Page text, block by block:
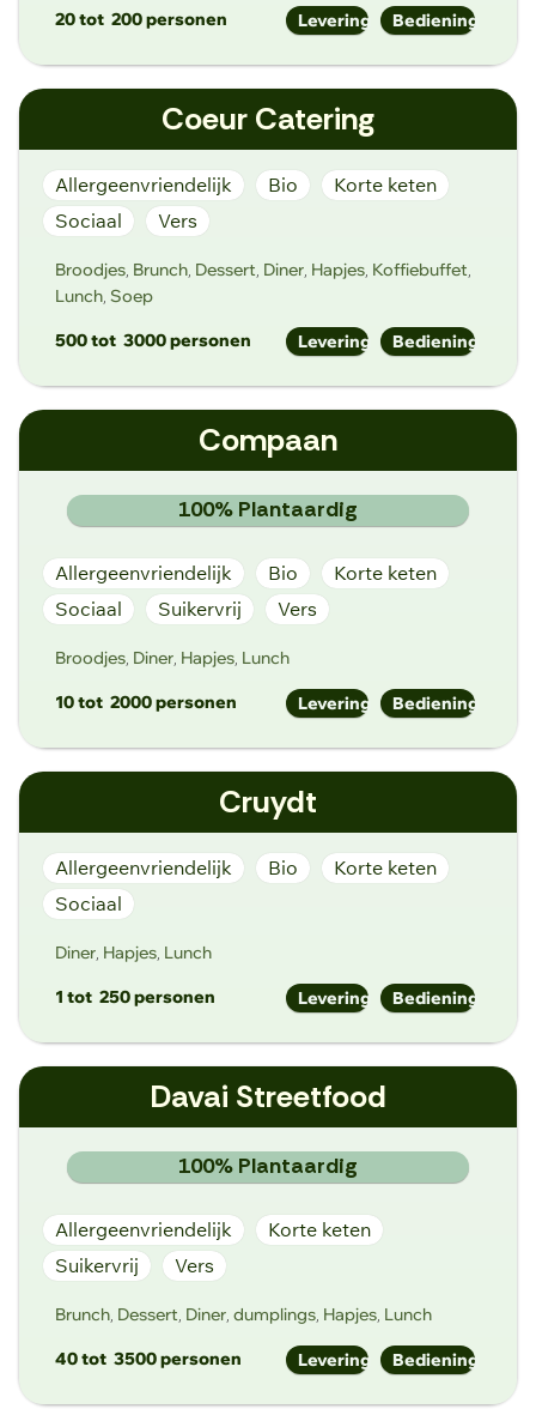
20 tot 200 personen Bediening
Levering
https://www.charlottegent.be
Land van Waaslaan 78, 9040 Gent
Coeur Catering
Allergeenvriendelijk Bio
Korte keten
Sociaal
Vers
Broodjes Brunch Dessert Diner Hapjes Koffiebuffet
Lunch Soep
500 tot 3000 personen Bediening
Levering
https://www.coeurcatering.be/
Molenwalstraat 25, 9030 Gent
Compaan
100% Plantaardig
Allergeenvriendelijk Bio
Korte keten
Sociaal
Suikervrij Vers
Broodjes Diner Hapjes Lunch
10 tot 2000 personen Bediening
Levering
https://www.compaan.be/
Antwerpsesteenweg 573, 9040 Sint-
Amandsberg
Cruydt
Allergeenvriendelijk Bio
Korte keten
Sociaal
Diner Hapjes Lunch
1 tot 250 personen Bediening
Levering
https://www.cruydt.com
Reibroekstraat 34, 9850 Hansbeke
Davai Streetfood
100% Plantaardig
Allergeenvriendelijk
Korte keten
Suikervrij
Vers
Brunch Dessert Diner dumplings Hapjes Lunch
40 tot 3500 personen Bediening
Levering